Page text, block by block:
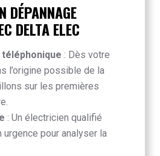
DÉPANNAGE
DELTA ELEC
: Dès votre
l’origine possible de la
sur les premières
: Un électricien qualifié
pour analyser la